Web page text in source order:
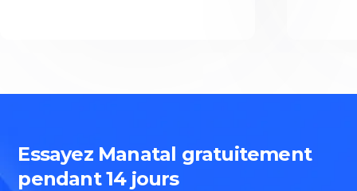
Essayez Manatal gratuitement
pendant 14 jours